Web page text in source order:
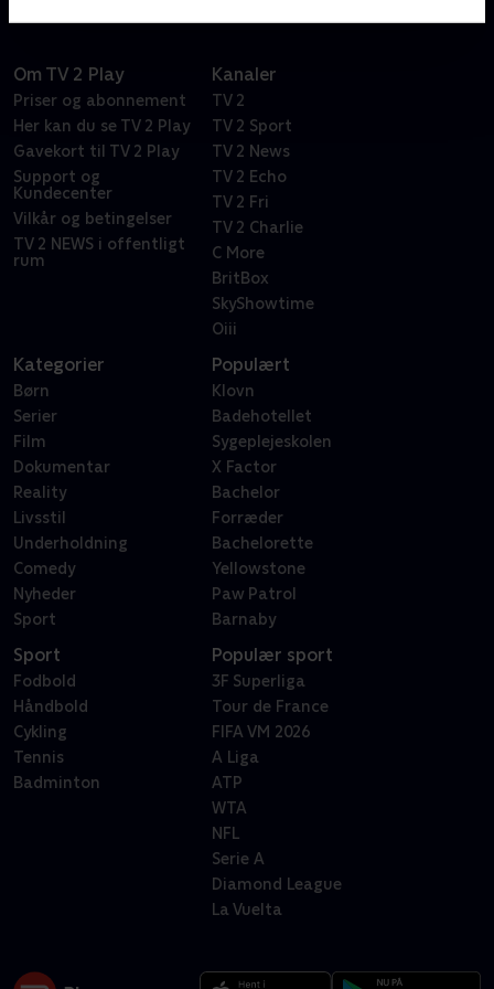
Om TV 2 Play
Priser og abonnement
Her kan du se TV 2 Play
Gavekort til TV 2 Play
Support og
Kundecenter
Vilkår og betingelser
TV 2 NEWS i offentligt
rum
Kanaler
TV 2
TV 2 Sport
TV 2 News
TV 2 Echo
TV 2 Fri
TV 2 Charlie
C More
BritBox
SkyShowtime
Oiii
Kategorier
Børn
Serier
Film
Dokumentar
Reality
Livsstil
Underholdning
Comedy
Nyheder
Sport
Populært
Klovn
Badehotellet
Sygeplejeskolen
X Factor
Bachelor
Forræder
Bachelorette
Yellowstone
Paw Patrol
Barnaby
Sport
Fodbold
Håndbold
Cykling
Tennis
Badminton
Populær sport
3F Superliga
Tour de France
FIFA VM 2026
A Liga
ATP
WTA
NFL
Serie A
Diamond League
La Vuelta